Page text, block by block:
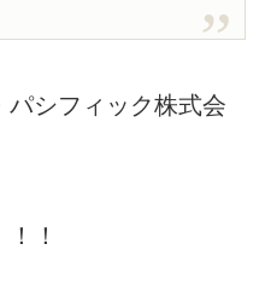
パシフィック株式会
！